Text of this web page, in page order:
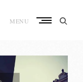
MENU